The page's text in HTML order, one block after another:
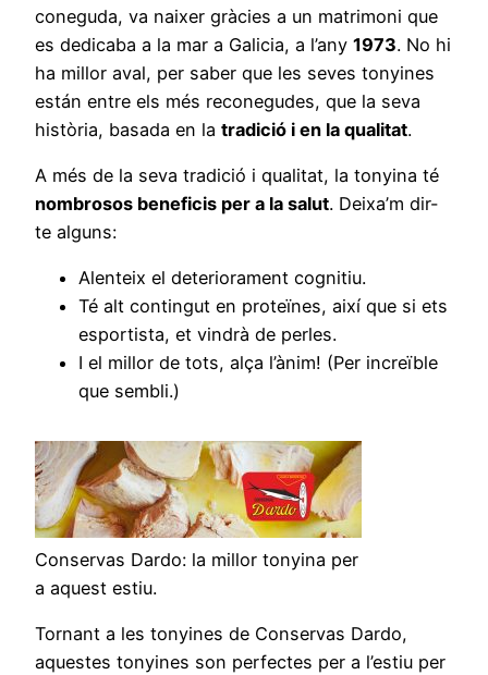
coneguda, va naixer gràcies a un matrimoni que
es dedicaba a la mar a Galicia, a l’any 1973. No hi
ha millor aval, per saber que les seves tonyines
están entre els més reconegudes, que la seva
història, basada en la tradició i en la qualitat.
A més de la seva tradició i qualitat, la tonyina té
nombrosos beneficis per a la salut. Deixa’m dir-
te alguns:
Alenteix el deteriorament cognitiu.
Té alt contingut en proteïnes, així que si ets
esportista, et vindrà de perles.
I el millor de tots, alça l’ànim! (Per increïble
que sembli.)
Conservas Dardo: la millor tonyina per
a aquest estiu.
Tornant a les tonyines de Conservas Dardo,
aquestes tonyines son perfectes per a l’estiu per